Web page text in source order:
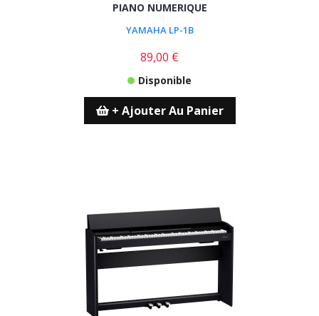
PIANO NUMERIQUE
YAMAHA LP-1B
89,00 €
Disponible
+ Ajouter Au Panier